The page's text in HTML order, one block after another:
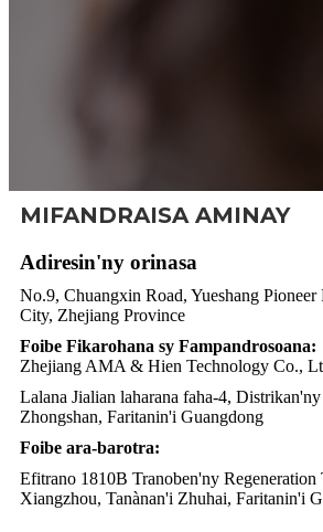
MIFANDRAISA AMINAY
Adiresin'ny orinasa
No.9, Chuangxin Road, Yueshang
City, Zhejiang Province
Foibe Fikarohana sy Fampandrosoana:
Zhejiang AMA & Hien Technology Co.,
Lalana Jialian laharana faha-4,
Zhongshan, Faritanin'i Guangdong
Foibe ara-barotra:
Efitrano 1810B Tranoben'ny
Xiangzhou, Tanànan'i Zhuhai, Faritanin'i